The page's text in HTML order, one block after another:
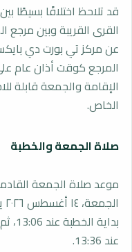
قد تلاحظ اختلافًا بسيطًا
القرى القريبة وبين مرجع
عن مركز تي بورت دي
المرجع كوقت أذان عام
الإقامة والجمعة قابلة
الخاص.
صلاة الجمعة والخطبة
موعد صلاة الجمعة
عند 13:36.